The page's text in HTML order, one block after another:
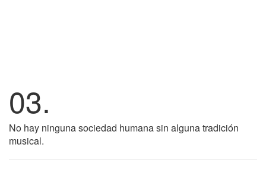
03.
No hay ninguna sociedad humana sin alguna tradición
musical.